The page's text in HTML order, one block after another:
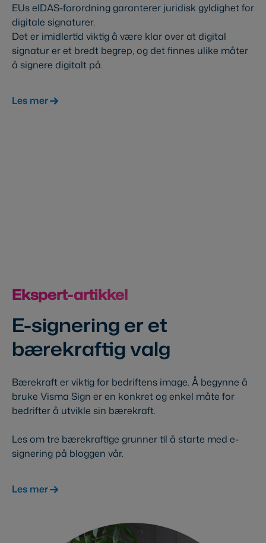
EUs eIDAS-forordning garanterer juridisk gyldighet for
digitale signaturer.
Det er imidlertid viktig å være klar over at digital
signatur er et bredt begrep, og det finnes ulike måter
å signere digitalt på.
Les mer
Ekspert-artikkel
E-signering er et
bærekraftig valg
Bærekraft er viktig for bedriftens image. Å begynne å
bruke Visma Sign er en konkret og enkel måte for
bedrifter å utvikle sin bærekraft.
Les om tre bærekraftige grunner til å starte med e-
signering på bloggen vår.
Les mer